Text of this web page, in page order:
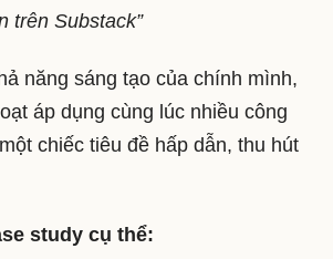
trên Substack”
năng sáng tạo của chính mình,
áp dụng cùng lúc nhiều công
chiếc tiêu đề hấp dẫn, thu hút
study cụ thể: